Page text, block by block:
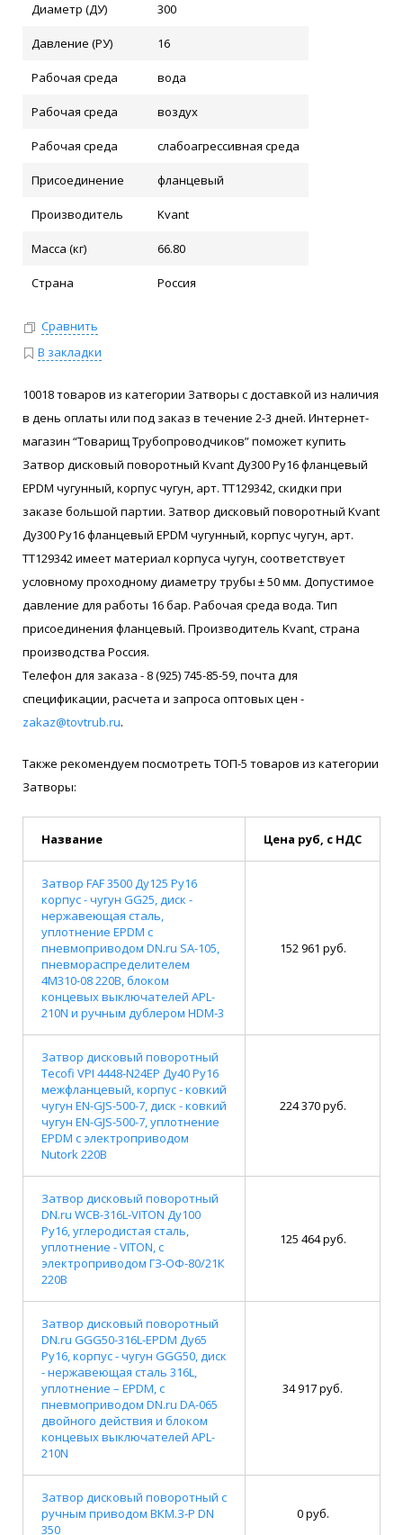
Диаметр (ДУ) 300
Давление (РУ) 16
Рабочая среда вода
Рабочая среда воздух
Рабочая среда слабоагрессивная среда
Присоединение фланцевый
Производитель Kvant
Масса (кг) 66.80
Страна Россия
Сравнить
В закладки
10018 товаров из категории Затворы с доставкой из наличия
в день оплаты или под заказ в течение 2-3 дней. Интернет-
магазин “Товарищ Трубопроводчиков” поможет купить
Затвор дисковый поворотный Kvant Ду300 Ру16 фланцевый
EPDM чугунный, корпус чугун, арт. ТТ129342, скидки при
заказе большой партии. Затвор дисковый поворотный Kvant
Ду300 Ру16 фланцевый EPDM чугунный, корпус чугун, арт.
ТТ129342 имеет материал корпуса чугун, соответствует
условному проходному диаметру трубы ± 50 мм. Допустимое
давление для работы 16 бар. Рабочая среда вода. Тип
присоединения фланцевый. Производитель Kvant, страна
производства Россия.
Телефон для заказа - 8 (925) 745-85-59, почта для
спецификации, расчета и запроса оптовых цен -
zakaz@tovtrub.ru.
Также рекомендуем посмотреть ТОП-5 товаров из категории
Затворы:
Название Цена руб, с НДС
Затвор FAF 3500 Ду125 Ру16
корпус - чугун GG25, диск -
нержавеющая сталь,
уплотнение EPDM с
пневмоприводом DN.ru SA-105,
пневмораспределителем
4M310-08 220В, блоком
концевых выключателей APL-
210N и ручным дублером HDM-3
152 961 руб.
Затвор дисковый поворотный
Tecofi VPI 4448-N24EP Ду40 Ру16
межфланцевый, корпус - ковкий
чугун EN-GJS-500-7, диск - ковкий
чугун EN-GJS-500-7, уплотнение
EPDM с электроприводом
Nutork 220В
224 370 руб.
Затвор дисковый поворотный
DN.ru WCB-316L-VITON Ду100
Ру16, углеродистая сталь,
уплотнение - VITON, с
электроприводом ГЗ-ОФ-80/21К
220В
125 464 руб.
Затвор дисковый поворотный
DN.ru GGG50-316L-EPDM Ду65
Ру16, корпус - чугун GGG50, диск
- нержавеющая сталь 316L,
уплотнение – EPDM, с
пневмоприводом DN.ru DA-065
двойного действия и блоком
концевых выключателей APL-
210N
34 917 руб.
Затвор дисковый поворотный с
ручным приводом ВКМ.З-Р DN
350
0 руб.